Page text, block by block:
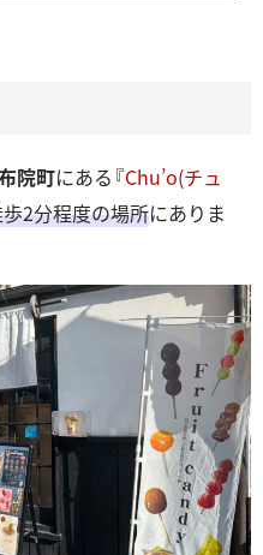
院町にある『Chu’o(チュ
歩2分程度の場所にありま